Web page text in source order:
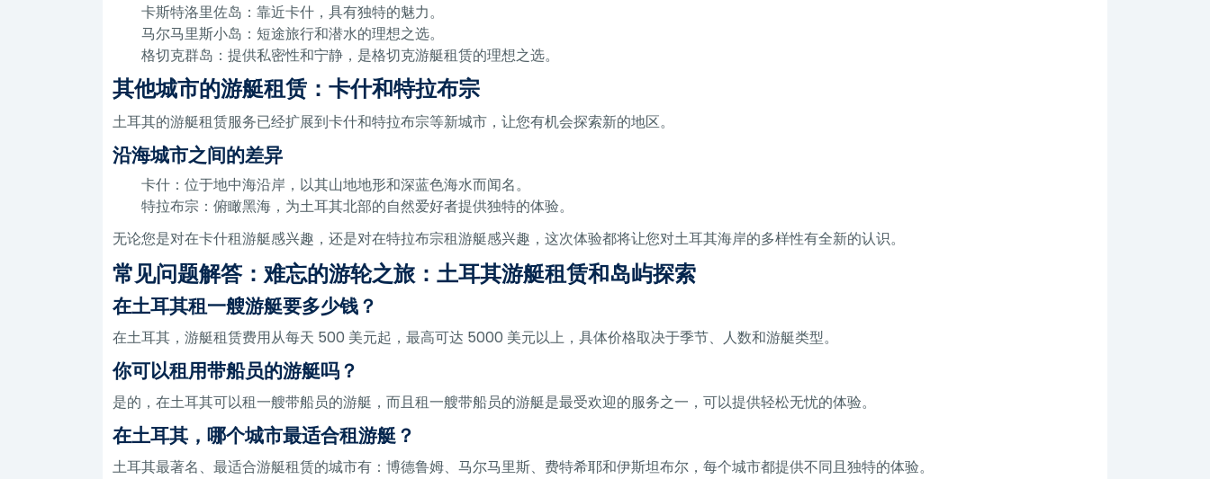
卡斯特洛里佐岛：靠近卡什，具有独特的魅力。
马尔马里斯小岛：短途旅行和潜水的理想之选。
格切克群岛：提供私密性和宁静，是格切克游艇租赁的理想之选。
其他城市的游艇租赁：卡什和特拉布宗
土耳其的游艇租赁服务已经扩展到卡什和特拉布宗等新城市，让您有机会探索新的地区。
沿海城市之间的差异
卡什：位于地中海沿岸，以其山地地形和深蓝色海水而闻名。
特拉布宗：俯瞰黑海，为土耳其北部的自然爱好者提供独特的体验。
无论您是对在卡什租游艇感兴趣，还是对在特拉布宗租游艇感兴趣，这次体验都将让您对土耳其海岸的多样性有全新的认识。
常见问题解答：难忘的游轮之旅：土耳其游艇租赁和岛屿探索
在土耳其租一艘游艇要多少钱？
在土耳其，游艇租赁费用从每天 500 美元起，最高可达 5000 美元以上，具体价格取决于季节、人数和游艇类型。
你可以租用带船员的游艇吗？
是的，在土耳其可以租一艘带船员的游艇，而且租一艘带船员的游艇是最受欢迎的服务之一，可以提供轻松无忧的体验。
在土耳其，哪个城市最适合租游艇？
土耳其最著名、最适合游艇租赁的城市有：博德鲁姆、马尔马里斯、费特希耶和伊斯坦布尔，每个城市都提供不同且独特的体验。